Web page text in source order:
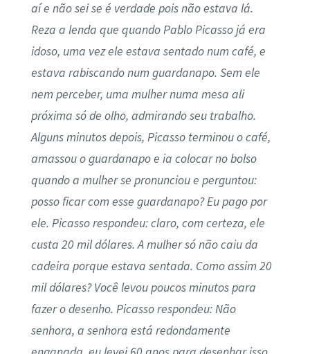
aí e não sei se é verdade pois não estava lá.
Reza a lenda que quando Pablo Picasso já era
idoso, uma vez ele estava sentado num café, e
estava rabiscando num guardanapo. Sem ele
nem perceber, uma mulher numa mesa ali
próxima só de olho, admirando seu trabalho.
Alguns minutos depois, Picasso terminou o café,
amassou o guardanapo e ia colocar no bolso
quando a mulher se pronunciou e perguntou:
posso ficar com esse guardanapo? Eu pago por
ele. Picasso respondeu: claro, com certeza, ele
custa 20 mil dólares. A mulher só não caiu da
cadeira porque estava sentada. Como assim 20
mil dólares? Você levou poucos minutos para
fazer o desenho. Picasso respondeu: Não
senhora, a senhora está redondamente